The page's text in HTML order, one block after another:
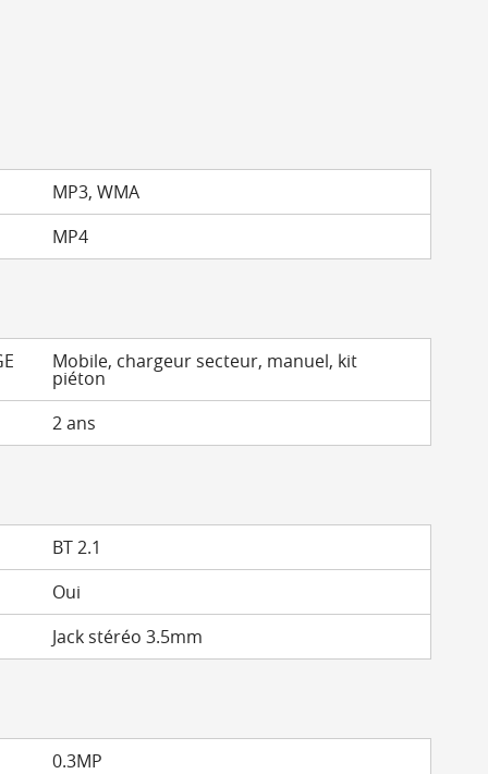
MP3, WMA
MP4
Mobile, chargeur secteur, manuel, kit
piéton
2 ans
BT 2.1
Oui
Jack stéréo 3.5mm
0.3MP